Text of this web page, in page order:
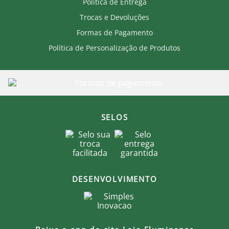
Não utilizar amaciante.
personalização.
Secar no varal, na sombra.
Ao comprar um produto oficial você fortalece seu
clube que recebe royalties com a venda de cada
Trocas e Devoluções
Formas de Pagamento
Política de Personalização de Produtos
SELOS
DESENVOLVIMENTO